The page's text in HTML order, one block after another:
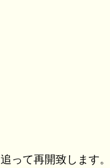
って再開致します。